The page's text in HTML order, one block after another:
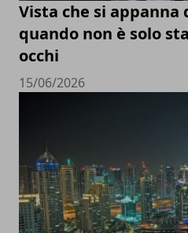
Vista che si appanna
quando non è solo
occhi
15/06/2026